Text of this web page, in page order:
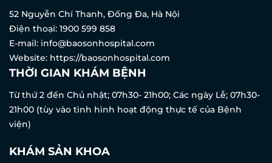
52 Nguyễn Chí Thanh, Đống Đa, Hà Nội
Điện thoại: 1900 599 858
E-mail: info@baosonhospital.com
Website: https://baosonhospital.com
THỜI GIAN KHÁM BỆNH
Từ thứ 2 đến Chủ nhật; 07h30- 21h00; Các ngày Lễ; 07h30-
21h00 (tùy vào tình hình hoạt động thực tế của Bệnh
viện)
KHÁM SẢN KHOA